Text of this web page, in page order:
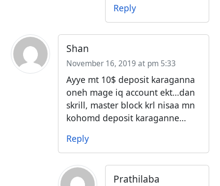
Reply
Shan
November 16, 2019 at pm 5:33
Ayye mt 10$ deposit karaganna
oneh mage iq account ekt…dan
skrill, master block krl nisaa mn
kohomd deposit karaganne…
Reply
Prathilaba